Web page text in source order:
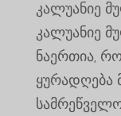
კალუანიე
კალუანიე
ნაერთია,
ყურადღება